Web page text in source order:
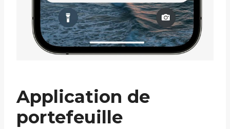
Application de
portefeuille